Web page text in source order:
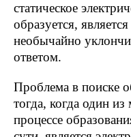
статическое
образуется,
необычайно
ответом.
Проблема в поиске
тогда, когда один
процессе